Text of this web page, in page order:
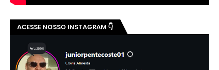
ACESSE NOSSO INSTAGRAM 👇